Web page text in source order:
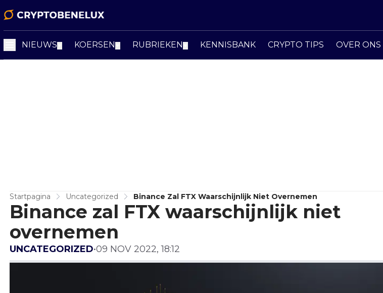
NIEUWS KOERSEN RUBRIEKEN KENNISBANK CRYPTO TIPS OVER ONS
Startpagina Uncategorized Binance Zal FTX Waarschijnlijk Niet Overnemen
Binance zal FTX waarschijnlijk niet
overnemen
UNCATEGORIZED•09 NOV 2022, 18:12